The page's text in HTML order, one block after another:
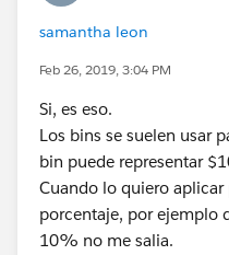
samantha leon
Feb 26, 2019, 3:04 PM
Si, es eso.
Los bins se suelen usar
bin puede representar
Cuando lo quiero aplicar
porcentaje, por ejemplo
10% no me salia.